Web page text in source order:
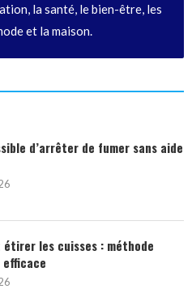
la santé, le bien-être, les
et la maison.
d’arrêter de fumer sans aide
étirer les cuisses : méthode